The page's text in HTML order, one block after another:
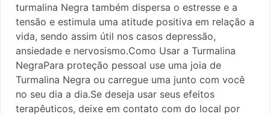
turmalina Negra também dispersa o estresse e a
tensão e estimula uma atitude positiva em relação a
vida, sendo assim útil nos casos depressão,
ansiedade e nervosismo.Como Usar a Turmalina
NegraPara proteção pessoal use uma joia de
Turmalina Negra ou carregue uma junto com você
no seu dia a dia.Se deseja usar seus efeitos
terapêuticos, deixe em contato com do local por